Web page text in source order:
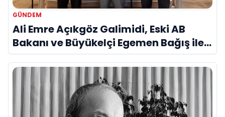
GÜNDEM
Ali Emre Açıkgöz Galimidi, Eski AB
Bakanı ve Büyükelçi Egemen Bağış ile
Bir Araya Geldi